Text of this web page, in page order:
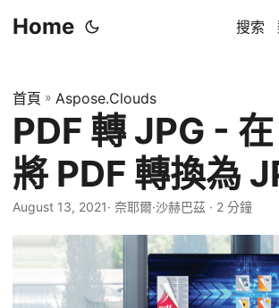
Home 搜索
首頁 » Aspose.Clouds
PDF 轉 JPG -
將 PDF 轉換為
August 13, 2021· 奈耶爾·沙赫巴茲 · 2 分鐘